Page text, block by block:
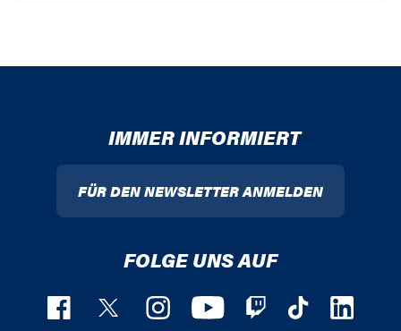
IMMER INFORMIERT
FÜR DEN NEWSLETTER ANMELDEN
FOLGE UNS AUF